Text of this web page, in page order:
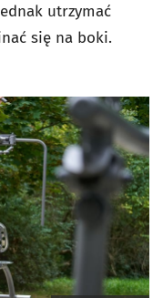
utrzymać
się na boki.